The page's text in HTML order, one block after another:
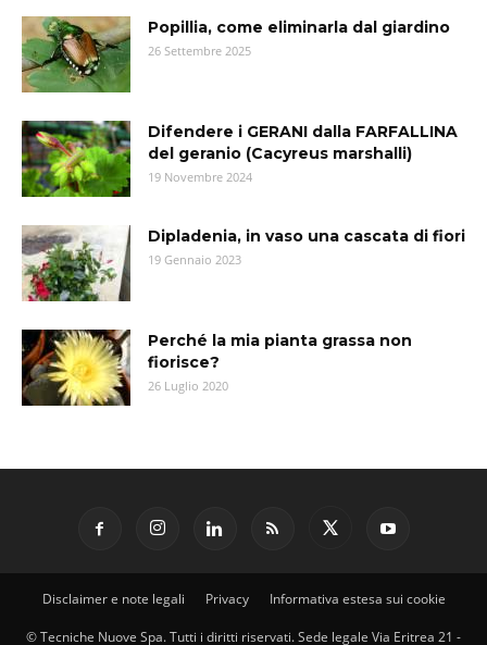
Popillia, come eliminarla dal giardino
26 Settembre 2025
Difendere i GERANI dalla FARFALLINA
del geranio (Cacyreus marshalli)
19 Novembre 2024
Dipladenia, in vaso una cascata di fiori
19 Gennaio 2023
Perché la mia pianta grassa non
fiorisce?
26 Luglio 2020
Disclaimer e note legali Privacy Informativa estesa sui cookie
© Tecniche Nuove Spa. Tutti i diritti riservati. Sede legale Via Eritrea 21 -